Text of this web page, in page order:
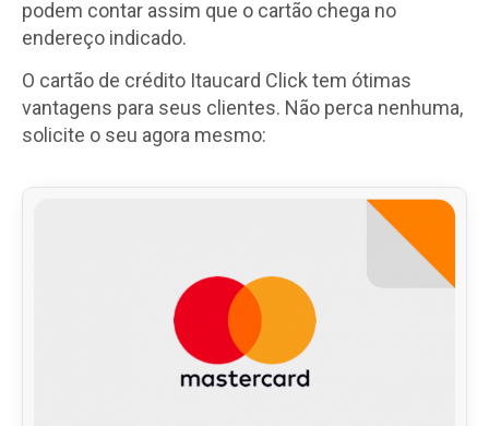
podem contar assim que o cartão chega no
endereço indicado.
O cartão de crédito Itaucard Click tem ótimas
vantagens para seus clientes. Não perca nenhuma,
solicite o seu agora mesmo: